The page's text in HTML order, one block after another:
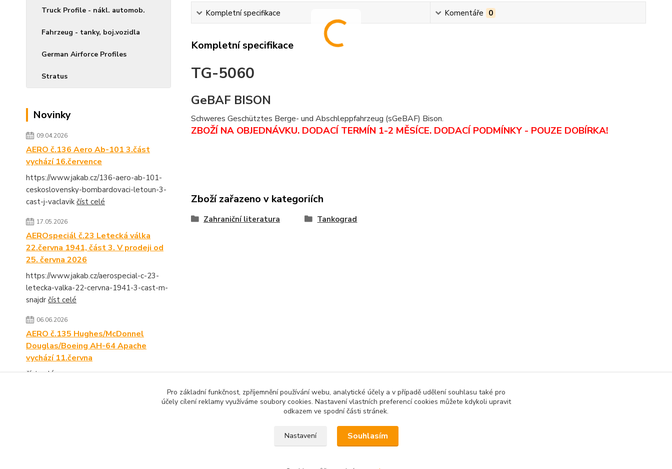
Truck Profile - nákl. automob.
Fahrzeug - tanky, boj.vozidla
German Airforce Profiles
Stratus
Novinky
09.04.2026
AERO č.136 Aero Ab-101 3.část
vychází 16.července
https://www.jakab.cz/136-aero-ab-101-
ceskoslovensky-bombardovaci-letoun-3-
cast-j-vaclavik číst celé
17.05.2026
AEROspeciál č.23 Letecká válka
22.června 1941, část 3. V prodeji od
25. června 2026
https://www.jakab.cz/aerospecial-c-23-
letecka-valka-22-cervna-1941-3-cast-m-
snajdr číst celé
06.06.2026
AERO č.135 Hughes/McDonnel
Douglas/Boeing AH-64 Apache
vychází 11.června
číst celé
Kompletní specifikace Komentáře 0
Kompletní specifikace
TG-5060
GeBAF BISON
Schweres Geschütztes Berge- und Abschleppfahrzeug (sGeBAF) Bison.
ZBOŽÍ NA OBJEDNÁVKU. DODACÍ TERMÍN 1-2 MĚSÍCE. DODACÍ PODMÍNKY - POUZE DOBÍRKA!
Zboží zařazeno v kategoriích
Zahraniční literatura Tankograd
Pro základní funkčnost, zpříjemnění používání webu, analytické účely a v případě udělení souhlasu také pro
účely cílení reklamy využíváme soubory cookies. Nastavení vlastních preferencí cookies můžete kdykoli upravit
odkazem ve spodní části stránek.
Nastavení Souhlasím